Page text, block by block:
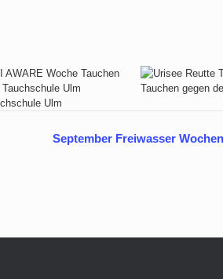
September Freiwasser